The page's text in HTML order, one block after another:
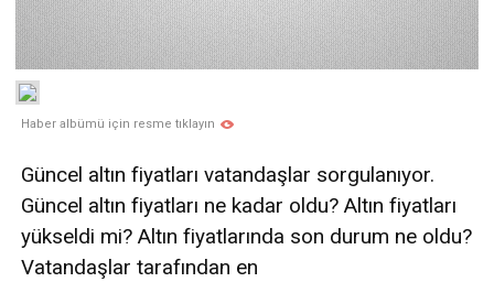
Haber albümü için resme tıklayın
Güncel altın fiyatları vatandaşlar sorgulanıyor.
Güncel altın fiyatları ne kadar oldu? Altın fiyatları
yükseldi mi? Altın fiyatlarında son durum ne oldu?
Vatandaşlar tarafından en